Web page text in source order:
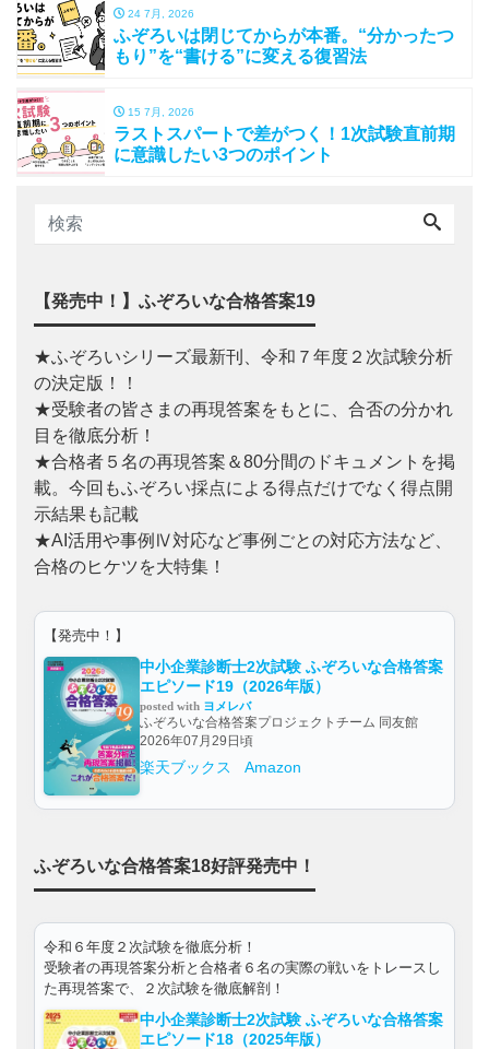
24 7月, 2026
ふぞろいは閉じてからが本番。“分かったつ
もり”を“書ける”に変える復習法
15 7月, 2026
ラストスパートで差がつく！1次試験直前期
に意識したい3つのポイント
【発売中！】ふぞろいな合格答案19
★ふぞろいシリーズ最新刊、令和７年度２次試験分析
の決定版！！
★受験者の皆さまの再現答案をもとに、合否の分かれ
目を徹底分析！
★合格者５名の再現答案＆80分間のドキュメントを掲
載。今回もふぞろい採点による得点だけでなく得点開
示結果も記載
★AI活用や事例Ⅳ対応など事例ごとの対応方法など、
合格のヒケツを大特集！
【発売中！】
中小企業診断士2次試験 ふぞろいな合格答案
エピソード19（2026年版）
posted with ヨメレバ
ふぞろいな合格答案プロジェクトチーム 同友館
2026年07月29日頃
楽天ブックス Amazon
ふぞろいな合格答案18好評発売中！
令和６年度２次試験を徹底分析！
受験者の再現答案分析と合格者６名の実際の戦いをトレースし
た再現答案で、２次試験を徹底解剖！
中小企業診断士2次試験 ふぞろいな合格答案
エピソード18（2025年版）